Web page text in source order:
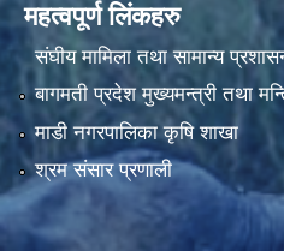
महत्वपूर्ण लिंकहरु
संघीय मामिला तथा सामान्य
बागमती प्रदेश मुख्यमन्त्री तथा
माडी नगरपालिका कृषि शाखा
श्रम संसार प्रणाली